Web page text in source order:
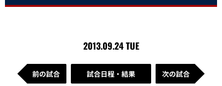
2013.09.24 TUE
前の試合 試合日程・結果 次の試合